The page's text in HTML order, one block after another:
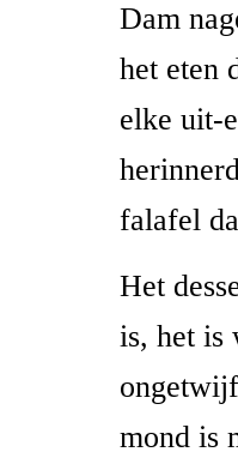
Dam
het eten
elke uit-
falafel
Het
is, het is
mond is